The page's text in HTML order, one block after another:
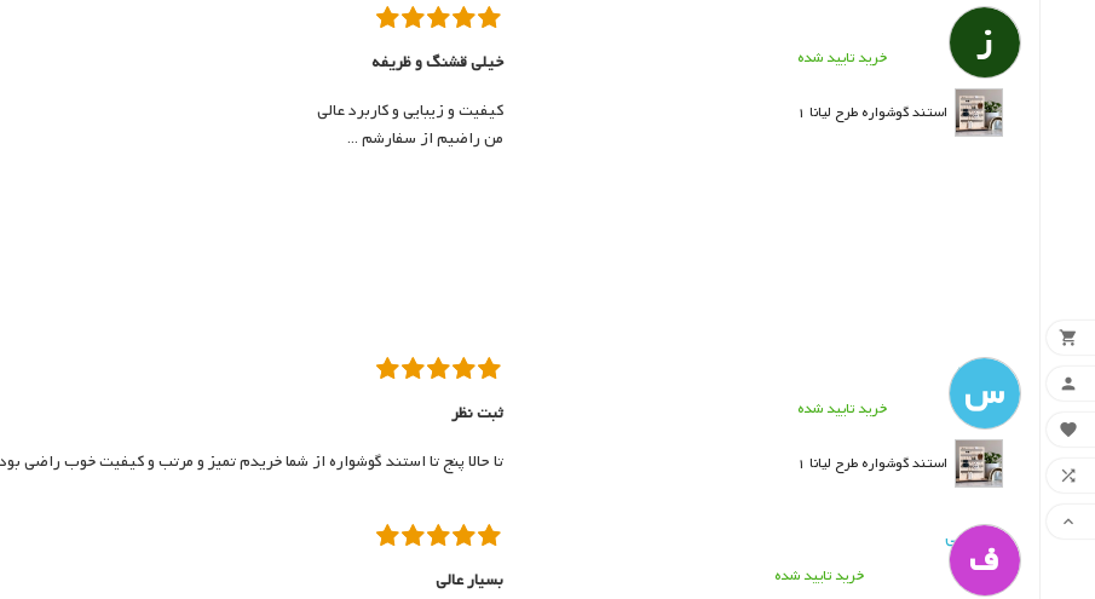
ز
زهرا
خرید تایید شده
استند گوشواره طرح لیانا 1
خیلی قشنگ و ظریفه
کیفیت و زیبایی و کاربرد عالی
من راضیم از سفارشم ...
س
سعیده
خرید تایید شده
استند گوشواره طرح لیانا 1
ثبت نظر
تا حالا پنج تا استند گوشواره از شما خریدم تمیز و مرتب و کیفیت خوب راضی
ف
ف. بنایی
خرید تایید شده
بسیار عالی




